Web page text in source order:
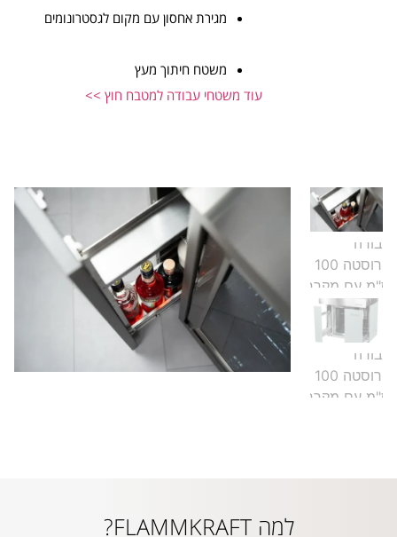
מגירת אחסון עם מקום לגסטרונומים
משטח חיתוך מעץ
עוד משטחי עבודה למטבח חוץ >>
למה FLAMMKRAFT?